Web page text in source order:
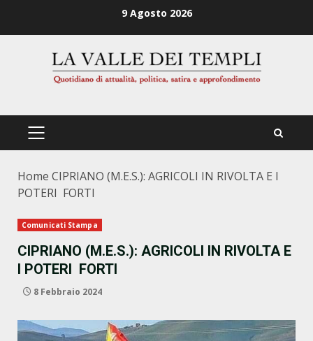
9 Agosto 2026
PRIMÄRES
Home CIPRIANO (M.E.S.): AGRICOLI IN RIVOLTA E I
POTERI FORTI
Comunicati Stampa
CIPRIANO (M.E.S.): AGRICOLI IN RIVOLTA E
I POTERI FORTI
8 Febbraio 2024